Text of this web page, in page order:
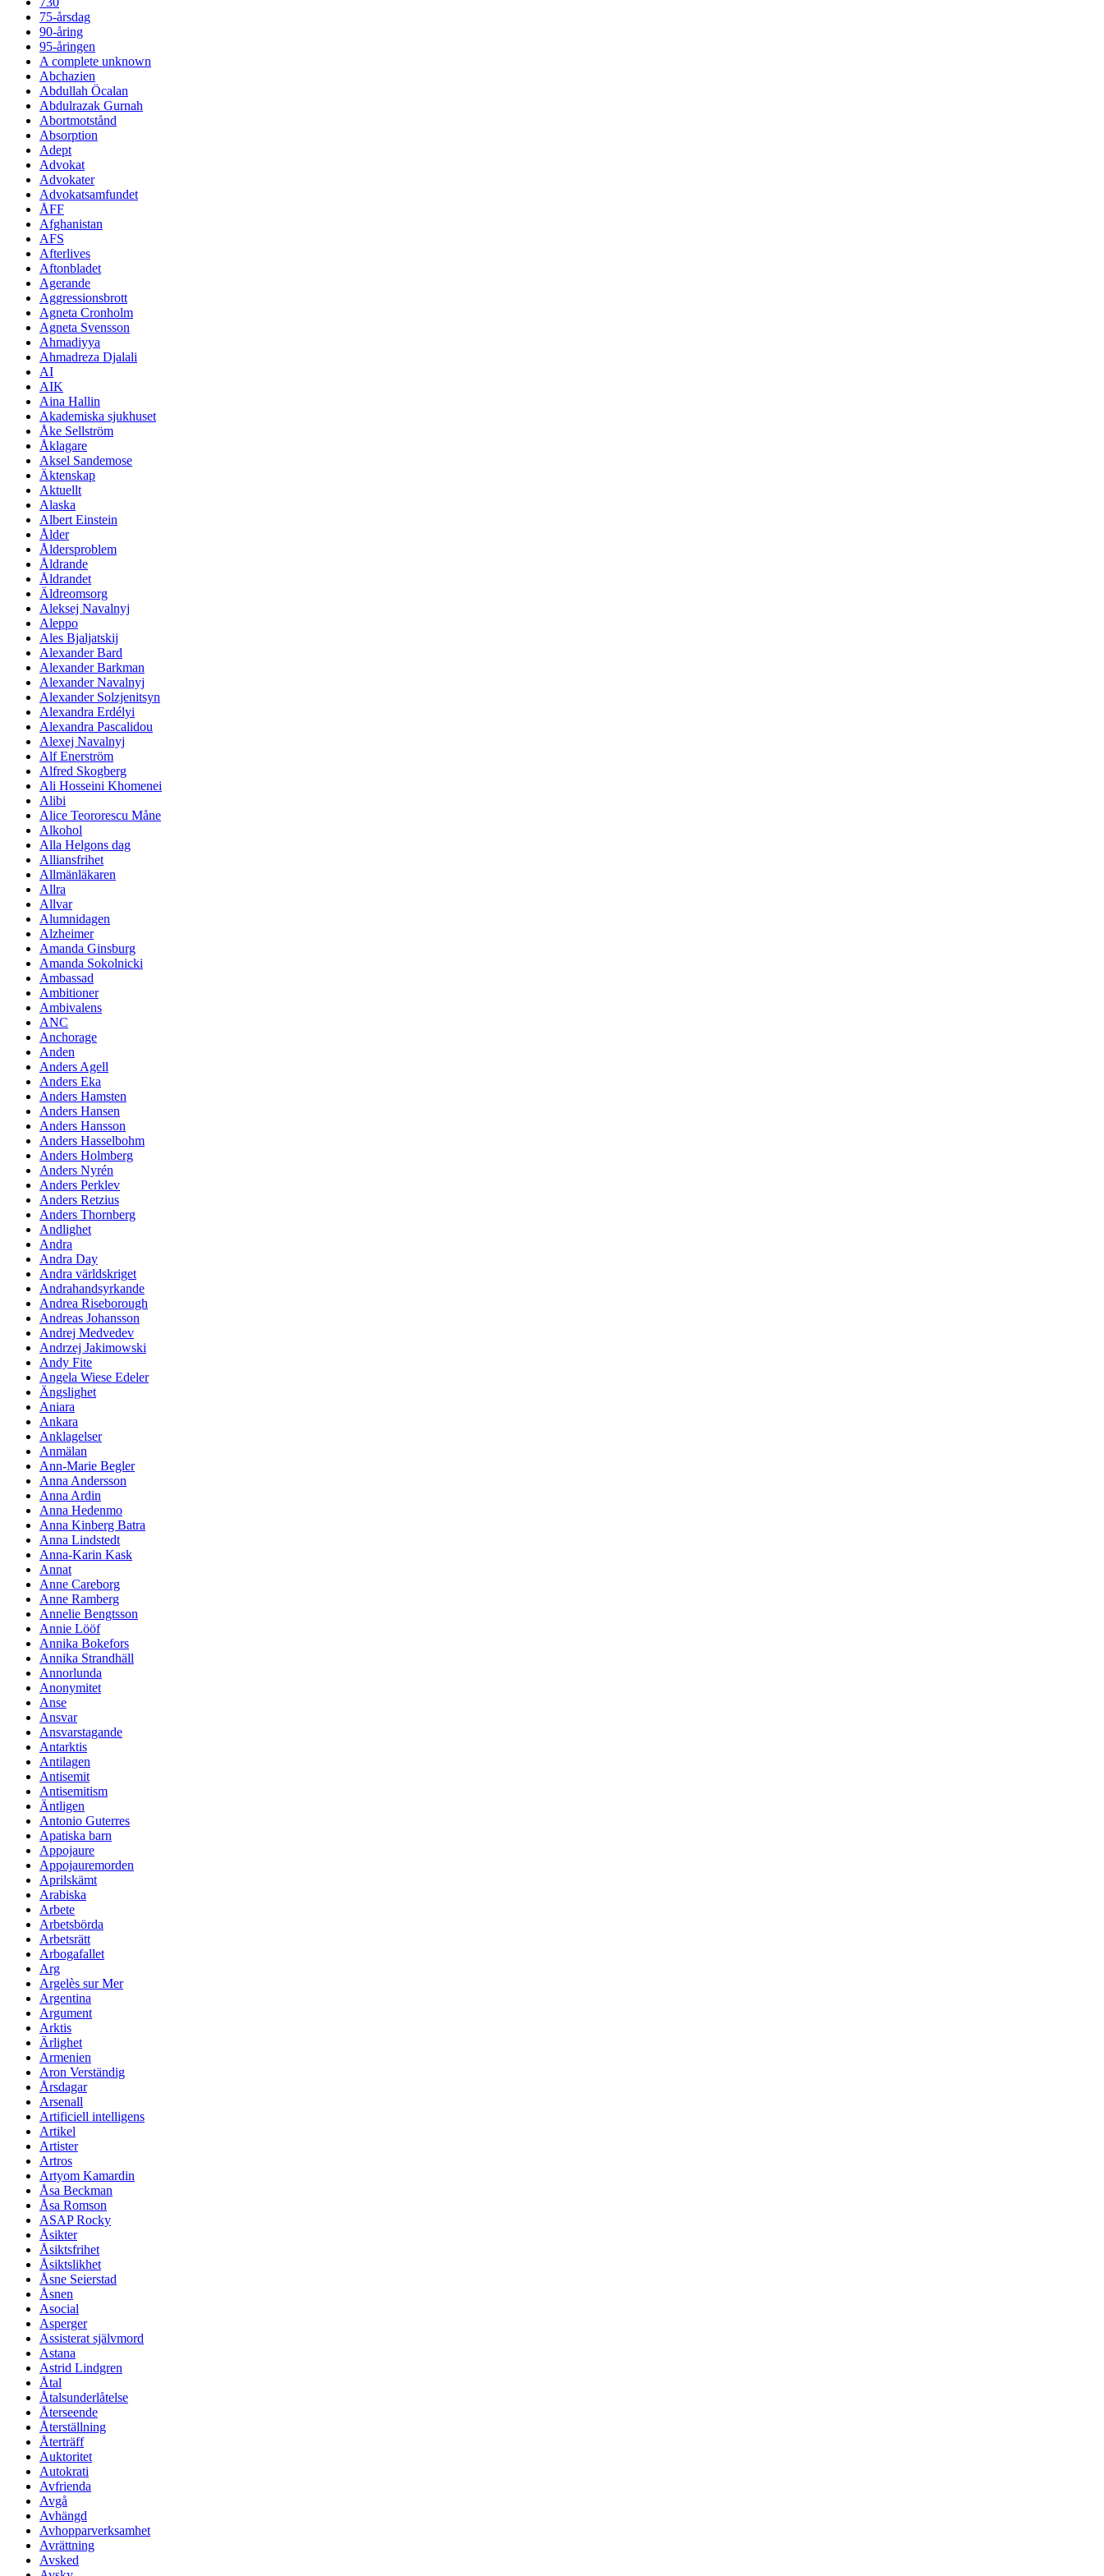
75-årsdag
90-åring
95-åringen
A complete unknown
Abchazien
Abdullah Öcalan
Abdulrazak Gurnah
Abortmotstånd
Absorption
Adept
Advokat
Advokater
Advokatsamfundet
ÅFF
Afghanistan
AFS
Afterlives
Aftonbladet
Agerande
Aggressionsbrott
Agneta Cronholm
Agneta Svensson
Ahmadiyya
Ahmadreza Djalali
AI
AIK
Aina Hallin
Akademiska sjukhuset
Åke Sellström
Åklagare
Aksel Sandemose
Äktenskap
Aktuellt
Alaska
Albert Einstein
Ålder
Åldersproblem
Åldrande
Åldrandet
Äldreomsorg
Aleksej Navalnyj
Aleppo
Ales Bjaljatskij
Alexander Bard
Alexander Barkman
Alexander Navalnyj
Alexander Solzjenitsyn
Alexandra Erdélyi
Alexandra Pascalidou
Alexej Navalnyj
Alf Enerström
Alfred Skogberg
Ali Hosseini Khomenei
Alibi
Alice Teororescu Måne
Alkohol
Alla Helgons dag
Alliansfrihet
Allmänläkaren
Allra
Allvar
Alumnidagen
Alzheimer
Amanda Ginsburg
Amanda Sokolnicki
Ambassad
Ambitioner
Ambivalens
ANC
Anchorage
Anden
Anders Agell
Anders Eka
Anders Hamsten
Anders Hansen
Anders Hansson
Anders Hasselbohm
Anders Holmberg
Anders Nyrén
Anders Perklev
Anders Retzius
Anders Thornberg
Andlighet
Andra
Andra Day
Andra världskriget
Andrahandsyrkande
Andrea Riseborough
Andreas Johansson
Andrej Medvedev
Andrzej Jakimowski
Andy Fite
Angela Wiese Edeler
Ängslighet
Aniara
Ankara
Anklagelser
Anmälan
Ann-Marie Begler
Anna Andersson
Anna Ardin
Anna Hedenmo
Anna Kinberg Batra
Anna Lindstedt
Anna-Karin Kask
Annat
Anne Careborg
Anne Ramberg
Annelie Bengtsson
Annie Lööf
Annika Bokefors
Annika Strandhäll
Annorlunda
Anonymitet
Anse
Ansvar
Ansvarstagande
Antarktis
Antilagen
Antisemit
Antisemitism
Äntligen
Antonio Guterres
Apatiska barn
Appojaure
Appojauremorden
Aprilskämt
Arabiska
Arbete
Arbetsbörda
Arbetsrätt
Arbogafallet
Arg
Argelès sur Mer
Argentina
Argument
Arktis
Ärlighet
Armenien
Aron Verständig
Årsdagar
Arsenall
Artificiell intelligens
Artikel
Artister
Artros
Artyom Kamardin
Åsa Beckman
Åsa Romson
ASAP Rocky
Åsikter
Åsiktsfrihet
Åsiktslikhet
Åsne Seierstad
Åsnen
Asocial
Asperger
Assisterat självmord
Astana
Astrid Lindgren
Åtal
Åtalsunderlåtelse
Återseende
Återställning
Återträff
Auktoritet
Autokrati
Avfrienda
Avgå
Avhängd
Avhopparverksamhet
Avrättning
Avsked